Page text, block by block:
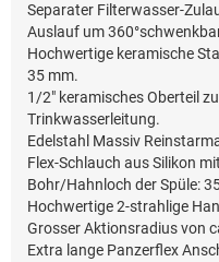
Separater Filterwasser-
Auslauf um
Hochwertige keramische
35 mm.
1/2" keramisches Oberteil
Trinkwasserleitung.
Edelstahl Massiv
Flex-Schlauch aus Silikon
Bohr/Hahnloch der Spüle:
Hochwertige 2-strahlige
Grosser Aktionsradius von
Extra lange Panzerflex